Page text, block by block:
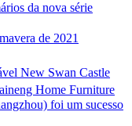
da nova série
de 2021
New Swan Castle
Home Furniture
foi um sucesso